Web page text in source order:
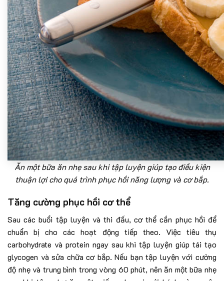
Ăn một bữa ăn nhẹ sau khi tập luyện giúp tạo điều kiện
thuận lợi cho quá trình phục hồi năng lượng và cơ bắp.
Tăng cường phục hồi cơ thể
Sau các buổi tập luyện và thi đấu, cơ thể cần phục hồi để
chuẩn bị cho các hoạt động tiếp theo. Việc tiêu thụ
carbohydrate và protein ngay sau khi tập luyện giúp tái tạo
glycogen và sửa chữa cơ bắp. Nếu bạn tập luyện với cường
độ nhẹ và trung bình trong vòng 60 phút, nên ăn một bữa nhẹ